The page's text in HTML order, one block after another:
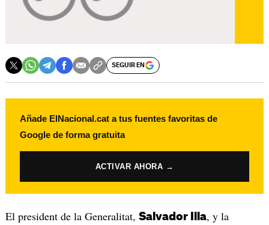
SEGUIR EN
Añade ElNacional.cat a tus fuentes favoritas de
Google de forma gratuita
ACTIVAR AHORA →
El president de la Generalitat, Salvador Illa, y la